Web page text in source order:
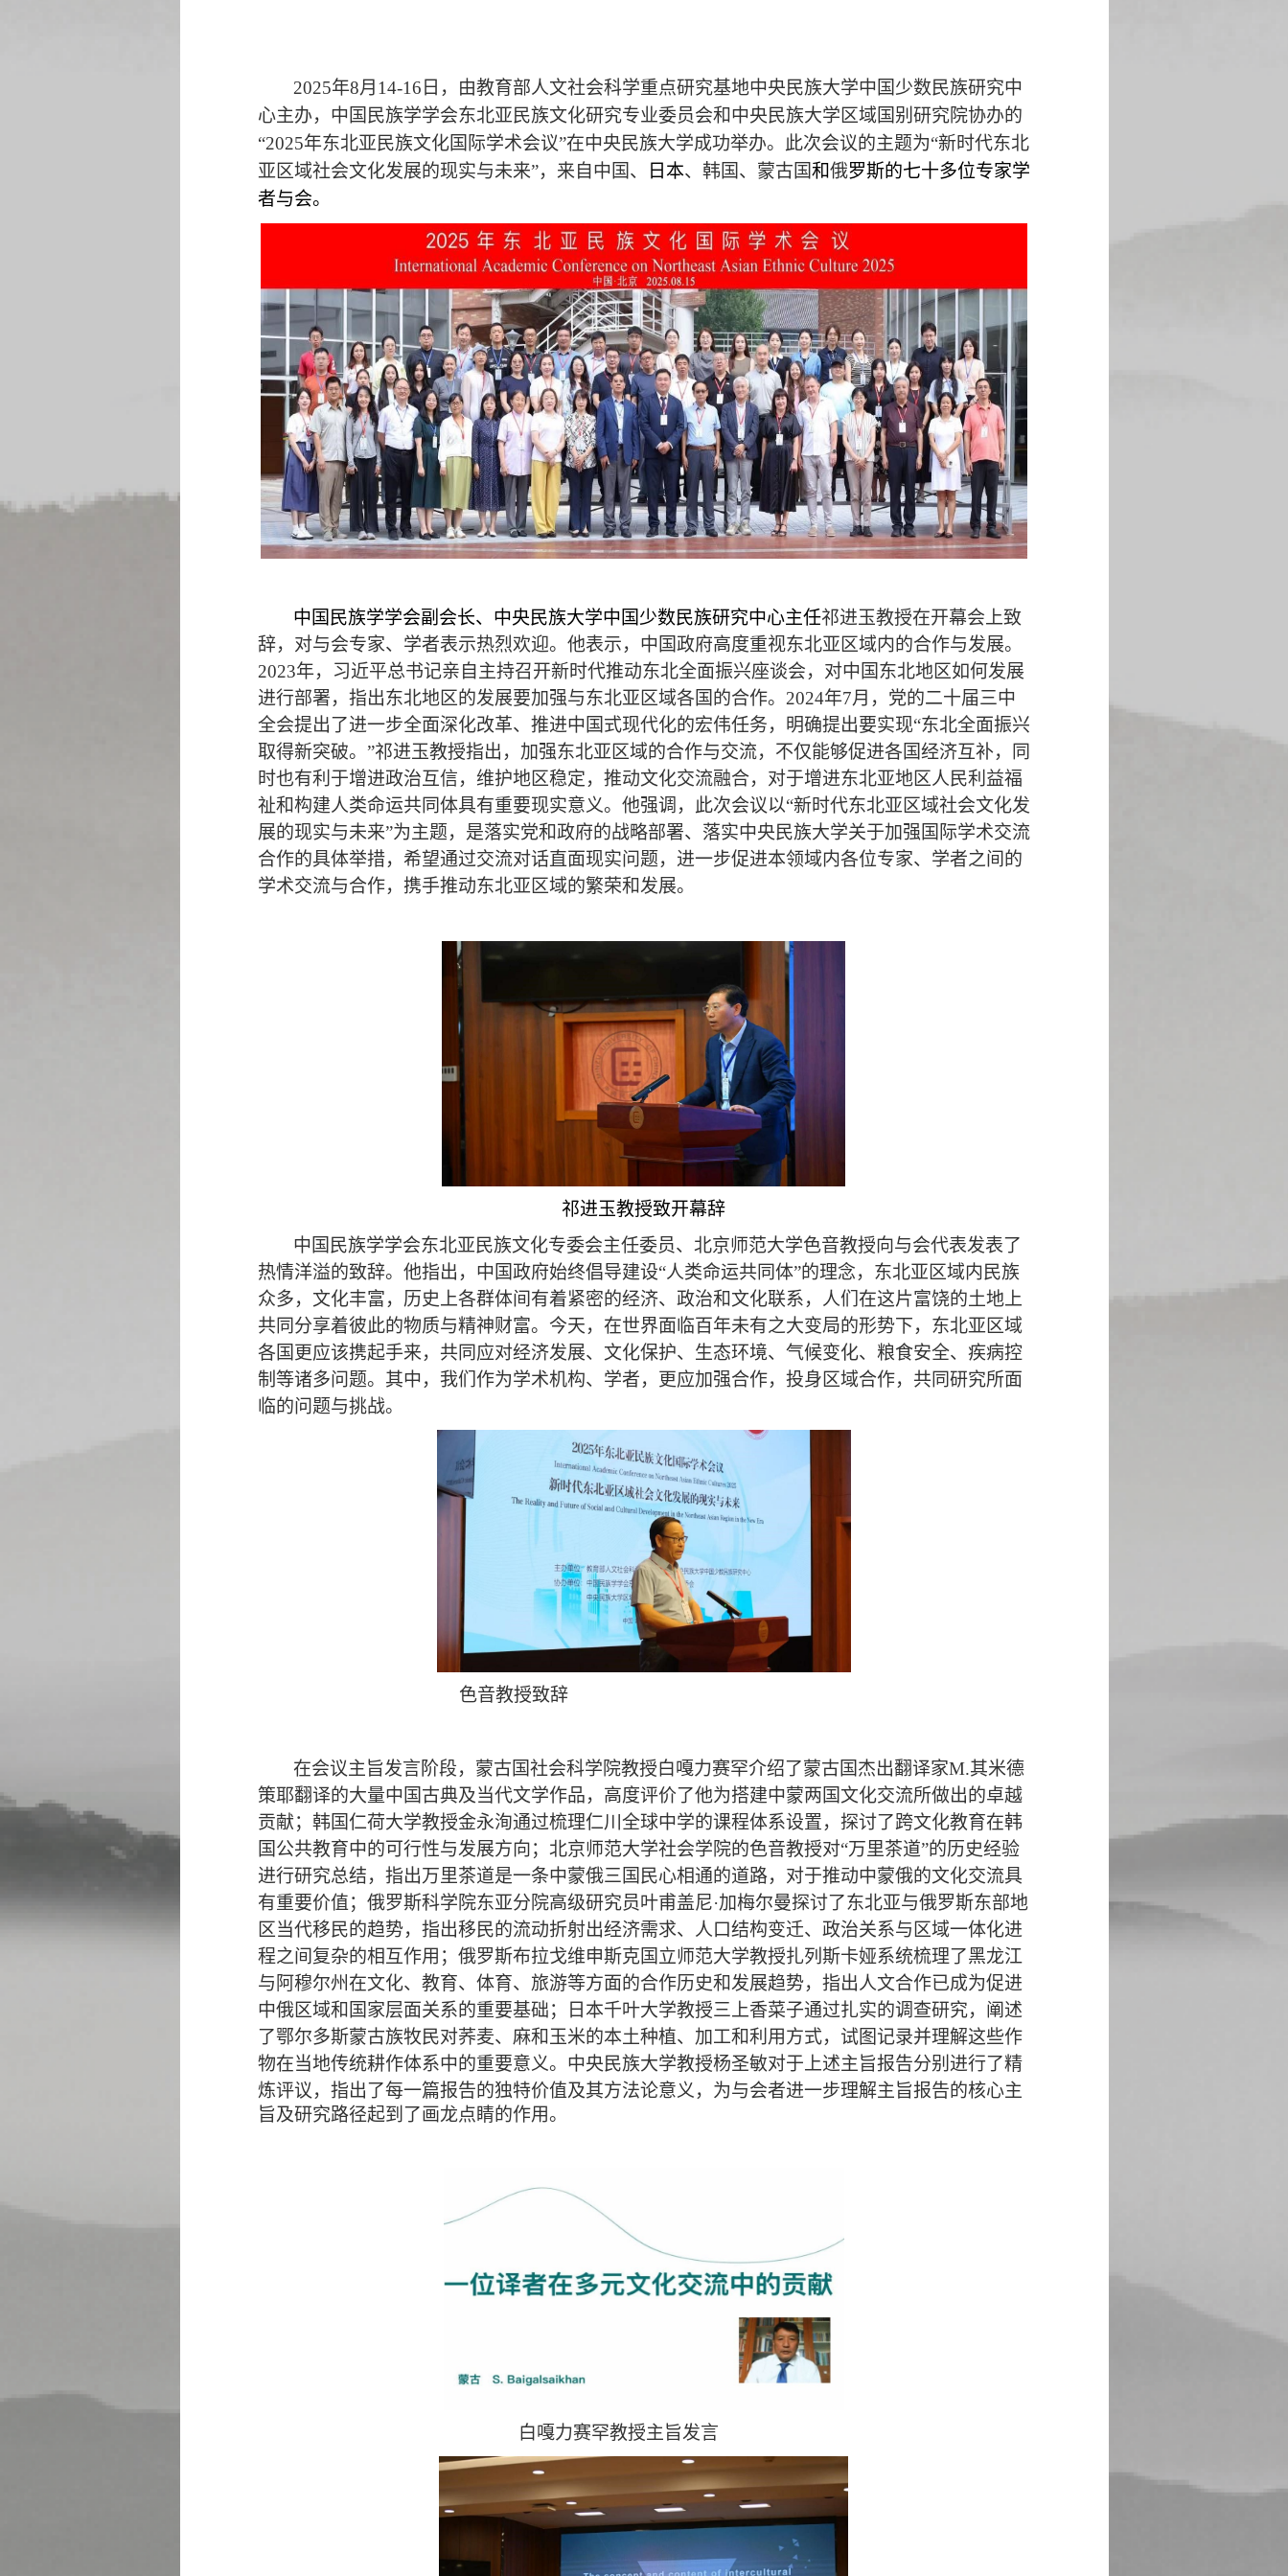
2025年8月 14-16 日，由教育部人文社会科学重点研究基地中央民族大学中国少数民族研究中
心主办，中国民族学学会东北亚民族文化研究专业委员会和中央民族大学区域国别研究院协办的
“2025年东北亚民族文化国际学术会议”在中央民族大学成功举办。此次会议的主题为“新时代东北
亚区域社会文化发展的现实与未来”，来自中国、
日本、韩国、蒙古国和俄罗斯的七十多位专家学
者与会。
中国民族学学会副会长、中央民族大学中国少数民族研究中心主任祁进玉教授在开幕会上致
辞，对与会专家、学者表示热烈欢迎。他表示，中国政府高度重视东北亚区域内的合作与发展。
2023年，习近平总书记亲自主持召开新时代推动东北全面振兴座谈会，对中国东北地区如何发展
进行部署，指出东北地区的发展要加强与东北亚区域各国的合作。 2024年7月，党的二十届三中
全会提出了进一步全面深化改革、推进中国式现代化的宏伟任务，明确提出要实现“东北全面振兴
取得新突破。”祁进玉教授指出，加强东北亚区域的合作与交流，不仅能够促进各国经济互补，同
时也有利于增进政治互信，维护地区稳定，推动文化交流融合，对于增进东北亚地区人民利益福
祉和构建人类命运共同体具有重要现实意义。他强调，此次会议以“新时代东北亚区域社会文化发
展的现实与未来”为主题，是落实党和政府的战略部署、落实中央民族大学关于加强国际学术交流
合作的具体举措，希望通过交流对话直面现实问题，进一步促进本领域内各位专家、学者之间的
学术交流与合作，携手推动东北亚区域的繁荣和发展。
祁进玉教授致开幕辞
中国民族学学会东北亚民族文化专委会主任委员、北京师范大学色音教授向与会代表发表了
热情洋溢的致辞。他指出，中国政府始终倡导建设“人类命运共同体”的理念，东北亚区域内民族
众多，文化丰富，历史上各群体间有着紧密的经济、政治和文化联系，人们在这片富饶的土地上
共同分享着彼此的物质与精神财富。今天，在世界面临百年未有之大变局的形势下，东北亚区域
各国更应该携起手来，共同应对经济发展、文化保护、生态环境、气候变化、粮食安全、疾病控
制等诸多问题。其中，我们作为学术机构、学者，更应加强合作，投身区域合作，共同研究所面
临的问题与挑战。
色音教授致辞
在会议主旨发言阶段，蒙古国社会科学院教授白嘎力赛罕介绍了蒙古国杰出翻译家M.其米德
策耶翻译的大量中国古典及当代文学作品，高度评价了他为搭建中蒙两国文化交流所做出的卓越
贡献；韩国仁荷大学教授金永洵通过梳理仁川全球中学的课程体系设置，探讨了跨文化教育在韩
国公共教育中的可行性与发展方向；北京师范大学社会学院的色音教授对“万里茶道”的历史经验
进行研究总结，指出万里茶道是一条中蒙俄三国民心相通的道路，对于推动中蒙俄的文化交流具
有重要价值；俄罗斯科学院东亚分院高级研究员叶甫盖尼·加梅尔曼探讨了东北亚与俄罗斯东部地
区当代移民的趋势，指出移民的流动折射出经济需求、人口结构变迁、政治关系与区域一体化进
程之间复杂的相互作用；俄罗斯布拉戈维申斯克国立师范大学教授扎列斯卡娅系统梳理了黑龙江
与阿穆尔州在文化、教育、体育、旅游等方面的合作历史和发展趋势，指出人文合作已成为促进
中俄区域和国家层面关系的重要基础；日本千叶大学教授三上香菜子通过扎实的调查研究，阐述
了鄂尔多斯蒙古族牧民对荞麦、麻和玉米的本土种植、加工和利用方式，试图记录并理解这些作
物在当地传统耕作体系中的重要意义。中央民族大学教授杨圣敏对于上述主旨报告分别进行了精
炼评议，指出了每一篇报告的独特价值及其方法论意义，为与会者进一步理解主旨报告的核心主
旨及研究路径起到了画龙点睛的作用。
白嘎力赛罕教授主旨发言